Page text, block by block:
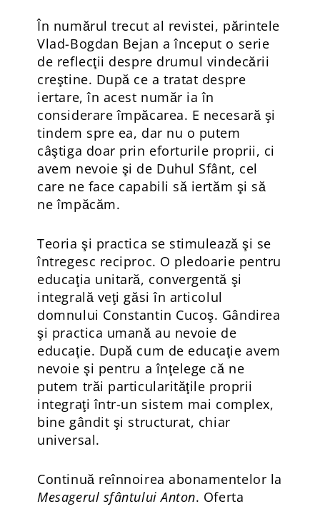
În numărul trecut al revistei, părintele
Vlad-Bogdan Bejan a început o serie
de reflecţii despre drumul vindecării
creştine. După ce a tratat despre
iertare, în acest număr ia în
considerare împăcarea. E necesară şi
tindem spre ea, dar nu o putem
câştiga doar prin eforturile proprii, ci
avem nevoie şi de Duhul Sfânt, cel
care ne face capabili să iertăm şi să
ne împăcăm.
Teoria şi practica se stimulează şi se
întregesc reciproc. O pledoarie pentru
educaţia unitară, convergentă şi
integrală veţi găsi în articolul
domnului Constantin Cucoş. Gândirea
şi practica umană au nevoie de
educaţie. După cum de educaţie avem
nevoie şi pentru a înţelege că ne
putem trăi particularităţile proprii
integraţi într-un sistem mai complex,
bine gândit şi structurat, chiar
universal.
Continuă reînnoirea abonamentelor la
Mesagerul sfântului Anton. Oferta